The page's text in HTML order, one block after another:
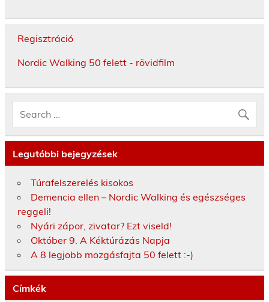
Regisztráció
Nordic Walking 50 felett - rövidfilm
Legutóbbi bejegyzések
Túrafelszerelés kisokos
Demencia ellen – Nordic Walking és egészséges
reggeli!
Nyári zápor, zivatar? Ezt viseld!
Október 9. A Kéktúrázás Napja
A 8 legjobb mozgásfajta 50 felett :-)
Címkék